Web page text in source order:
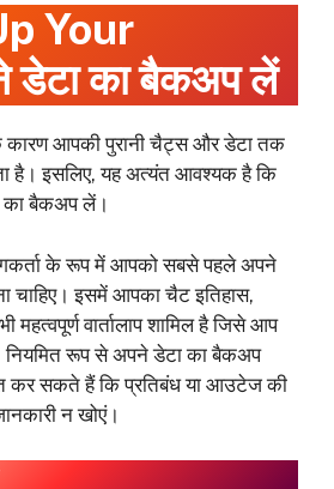
Your
डेटा का बैकअप लें
कारण आपकी पुरानी चैट्स और डेटा तक
है। इसलिए, यह अत्यंत आवश्यक है कि
का बैकअप लें।
के रूप में आपको सबसे पहले अपने
चाहिए। इसमें आपका चैट इतिहास,
महत्वपूर्ण वार्तालाप शामिल है जिसे आप
नियमित रूप से अपने डेटा का बैकअप
कर सकते हैं कि प्रतिबंध या आउटेज की
न खोएं।